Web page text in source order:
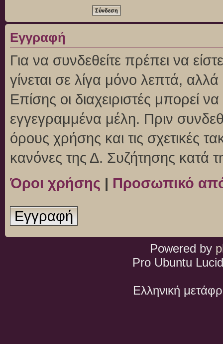
Εγγραφή
Για να συνδεθείτε πρέπει να
γίνεται σε λίγα μόνο λεπτά,
Επίσης οι διαχειριστές μπορεί
εγγεγραμμένα μέλη. Πριν
όρους χρήσης και τις σχετικές
κανόνες της Δ. Συζήτησης κατά
Όροι χρήσης | Προσωπικό
Εγγραφή
Powered by
Pro Ubuntu
Ελληνική